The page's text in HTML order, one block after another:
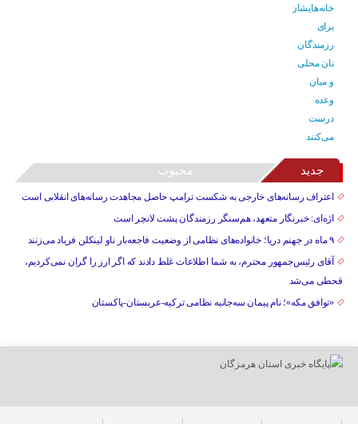
جدید محبوب
اعتراف رسانه‌های خارجی به شکست ترامپ حاصل مجاهدت رسانه‌های انقلابی است
اژه‌ای: خبرنگار متعهد، هم‌سنگر رزمندگان پشت لانچر است
۹ ماه در جهنم دریا؛ خانواده‌های نظامی از وضعیت فاجعه‌بار ناو لینکلن فریاد می‌زنند
آقای رئیس‌جمهور محترم، به شما اطلاعات غلط دادند که اگر ارز را گران نمی‌کردیم،
قحطی می‌شد
«توافق مکه»؛ نام پیمان سه‌جانبه نظامی ترکیه-عربستان-پاکستان